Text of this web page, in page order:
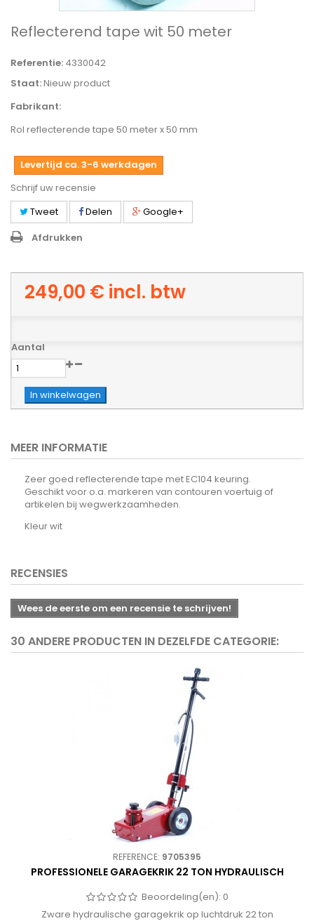
Reflecterend tape wit 50 meter
Referentie: 4330042
Staat:Nieuw product
Fabrikant:
Rol reflecterende tape 50 meter x 50 mm
Levertijd ca. 3-6 werkdagen
Schrijf uw recensie
Tweet
Delen
Google+
Afdrukken
249,00 € incl. btw
Aantal
In winkelwagen
MEER INFORMATIE
Zeer goed reflecterende tape met EC104 keuring.
Geschikt voor o.a. markeren van contouren voertuig of
artikelen bij wegwerkzaamheden.
Kleur wit
RECENSIES
Wees de eerste om een recensie te schrijven!
30 ANDERE PRODUCTEN IN DEZELFDE CATEGORIE:
REFERENCE: 9705395
PROFESSIONELE GARAGEKRIK 22 TON HYDRAULISCH
Beoordeling(en): 0
Zware hydraulische garagekrik op luchtdruk 22 ton